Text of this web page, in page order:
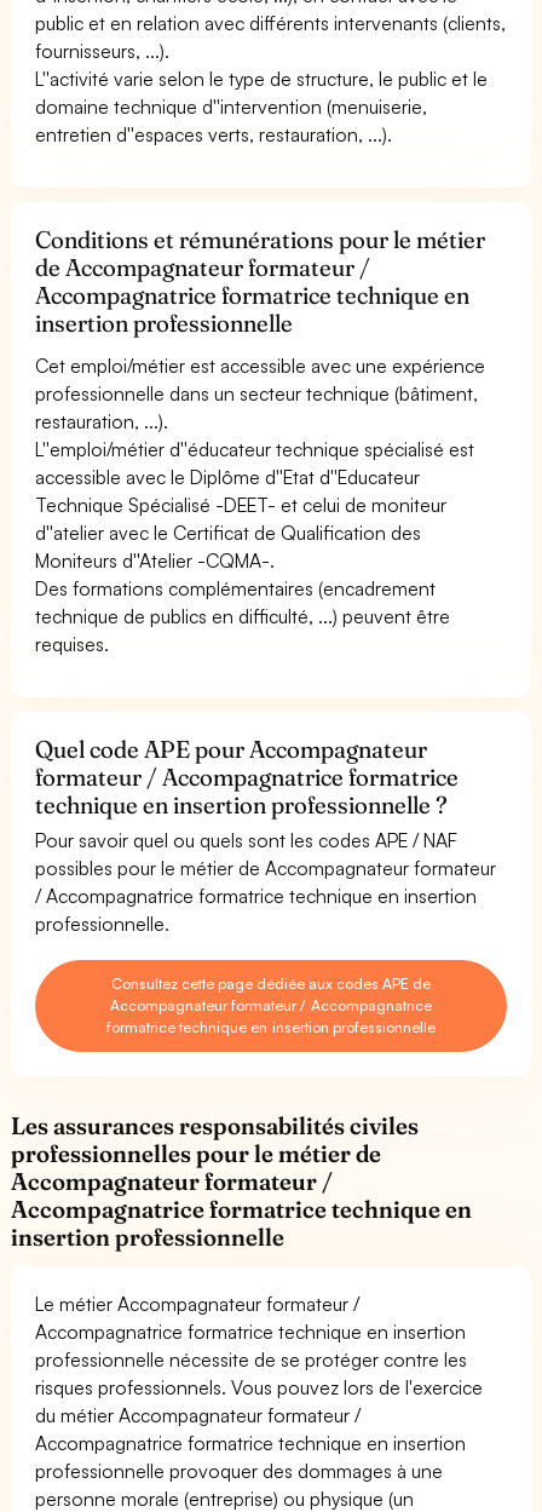
public et en relation avec différents intervenants (clients,
fournisseurs, ...).
L''activité varie selon le type de structure, le public et le
domaine technique d''intervention (menuiserie,
entretien d''espaces verts, restauration, ...).
Conditions et rémunérations pour le métier
de Accompagnateur formateur /
Accompagnatrice formatrice technique en
insertion professionnelle
Cet emploi/métier est accessible avec une expérience
professionnelle dans un secteur technique (bâtiment,
restauration, ...).
L''emploi/métier d''éducateur technique spécialisé est
accessible avec le Diplôme d''Etat d''Educateur
Technique Spécialisé -DEET- et celui de moniteur
d''atelier avec le Certificat de Qualification des
Moniteurs d''Atelier -CQMA-.
Des formations complémentaires (encadrement
technique de publics en difficulté, ...) peuvent être
requises.
Quel code APE pour Accompagnateur
formateur / Accompagnatrice formatrice
technique en insertion professionnelle ?
Pour savoir quel ou quels sont les codes APE / NAF
possibles pour le métier de Accompagnateur formateur
/ Accompagnatrice formatrice technique en insertion
professionnelle.
Consultez cette page dédiée aux codes APE de
Accompagnateur formateur / Accompagnatrice
formatrice technique en insertion professionnelle
Les assurances responsabilités civiles
professionnelles pour le métier de
Accompagnateur formateur /
Accompagnatrice formatrice technique en
insertion professionnelle
Le métier Accompagnateur formateur /
Accompagnatrice formatrice technique en insertion
professionnelle nécessite de se protéger contre les
risques professionnels. Vous pouvez lors de l'exercice
du métier Accompagnateur formateur /
Accompagnatrice formatrice technique en insertion
professionnelle provoquer des dommages à une
personne morale (entreprise) ou physique (un